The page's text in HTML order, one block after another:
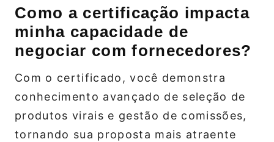
Como a certificação impacta
minha capacidade de
negociar com fornecedores?
Com o certificado, você demonstra
conhecimento avançado de seleção de
produtos virais e gestão de comissões,
tornando sua proposta mais atraente